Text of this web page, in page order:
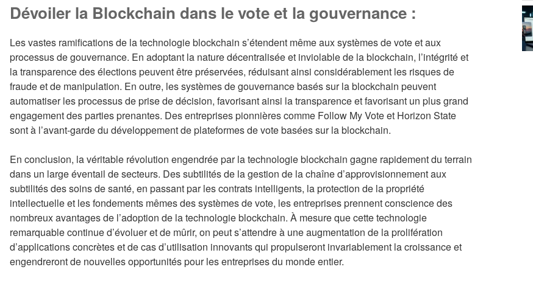
Dévoiler la Blockchain dans le vote et la gouvernance :
Les vastes ramifications de la technologie blockchain s’étendent même aux systèmes de vote et aux
processus de gouvernance. En adoptant la nature décentralisée et inviolable de la blockchain, l’intégrité et
la transparence des élections peuvent être préservées, réduisant ainsi considérablement les risques de
fraude et de manipulation. En outre, les systèmes de gouvernance basés sur la blockchain peuvent
automatiser les processus de prise de décision, favorisant ainsi la transparence et favorisant un plus grand
engagement des parties prenantes. Des entreprises pionnières comme Follow My Vote et Horizon State
sont à l’avant-garde du développement de plateformes de vote basées sur la blockchain.
En conclusion, la véritable révolution engendrée par la technologie blockchain gagne rapidement du terrain
dans un large éventail de secteurs. Des subtilités de la gestion de la chaîne d’approvisionnement aux
subtilités des soins de santé, en passant par les contrats intelligents, la protection de la propriété
intellectuelle et les fondements mêmes des systèmes de vote, les entreprises prennent conscience des
nombreux avantages de l’adoption de la technologie blockchain. À mesure que cette technologie
remarquable continue d’évoluer et de mûrir, on peut s’attendre à une augmentation de la prolifération
d’applications concrètes et de cas d’utilisation innovants qui propulseront invariablement la croissance et
engendreront de nouvelles opportunités pour les entreprises du monde entier.